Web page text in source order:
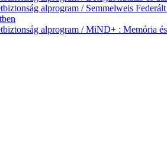
alprogram / Semmelweis
alprogram / MiND+ : Memória